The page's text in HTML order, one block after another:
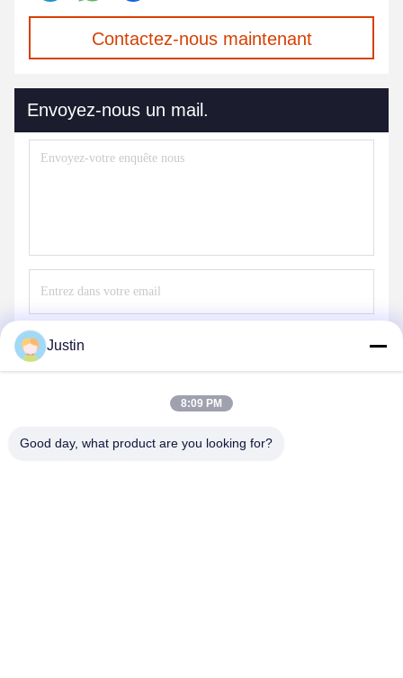
Contactez-nous maintenant
Envoyez-nous un mail.
Justin
8:09 PM
Good day, what product are you looking for?